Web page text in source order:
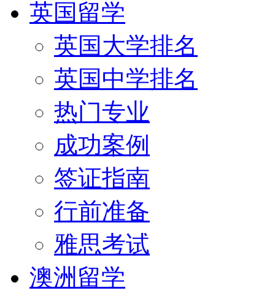
英国留学
英国大学排名
英国中学排名
热门专业
成功案例
签证指南
行前准备
雅思考试
澳洲留学